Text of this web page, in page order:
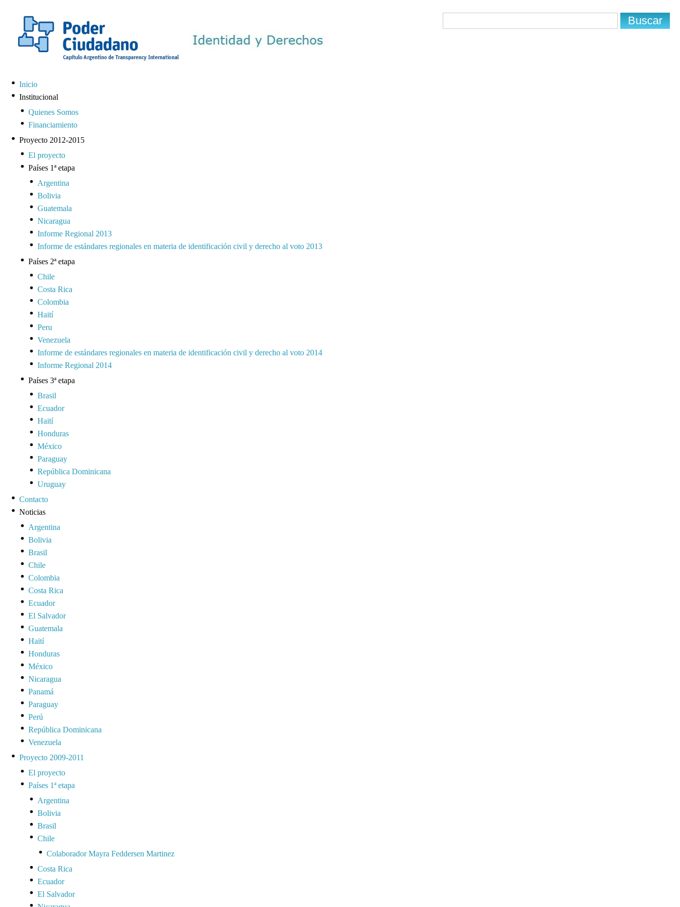
Inicio
Institucional
Quienes Somos
Financiamiento
Proyecto 2012-2015
El proyecto
Países 1ª etapa
Argentina
Bolivia
Guatemala
Nicaragua
Informe Regional 2013
Informe de estándares regionales en materia de identificación civil y derecho al voto 2013
Países 2ª etapa
Chile
Costa Rica
Colombia
Haití
Peru
Venezuela
Informe de estándares regionales en materia de identificación civil y derecho al voto 2014
Informe Regional 2014
Países 3ª etapa
Brasil
Ecuador
Haití
Honduras
México
Paraguay
República Dominicana
Uruguay
Contacto
Noticias
Argentina
Bolivia
Brasil
Chile
Colombia
Costa Rica
Ecuador
El Salvador
Guatemala
Haití
Honduras
México
Nicaragua
Panamá
Paraguay
Perú
República Dominicana
Venezuela
Proyecto 2009-2011
El proyecto
Países 1ª etapa
Argentina
Bolivia
Brasil
Chile
Colaborador Mayra Feddersen Martinez
Costa Rica
Ecuador
El Salvador